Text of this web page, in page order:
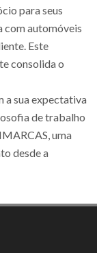
para seus
com automóveis
Este
consolida o
a sua expectativa
de trabalho
uma
desde a